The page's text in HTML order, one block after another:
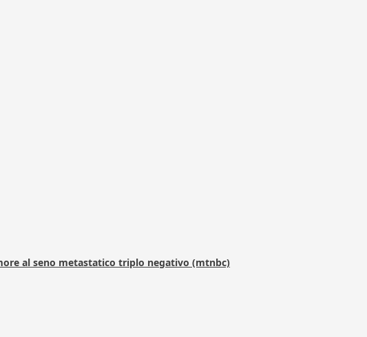
al seno metastatico triplo negativo (mtnbc)